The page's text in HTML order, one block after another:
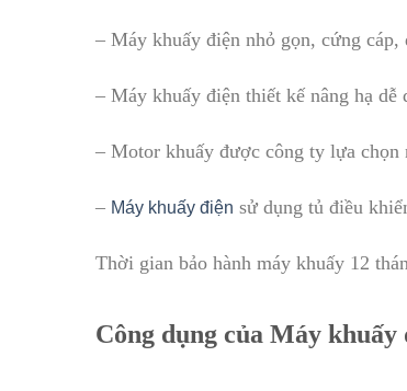
– Máy khuấy điện nhỏ gọn, cứng
– Máy khuấy điện thiết kế nâng hạ
– Motor khuấy được công ty lựa chọn
– Máy khuấy điện sử dụng tủ điều
Thời gian bảo hành máy khuấy 12
Công dụng của Máy